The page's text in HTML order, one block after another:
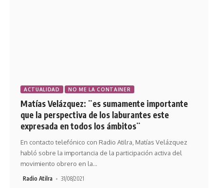
ACTUALIDAD NO ME LA CONTAINER
Matías Velázquez: ¨es sumamente importante
que la perspectiva de los laburantes este
expresada en todos los ámbitos¨
En contacto telefónico con Radio Atilra, Matías Velázquez
habló sobre la importancia de la participación activa del
movimiento obrero en la…
Radio Atilra 31/08/2021